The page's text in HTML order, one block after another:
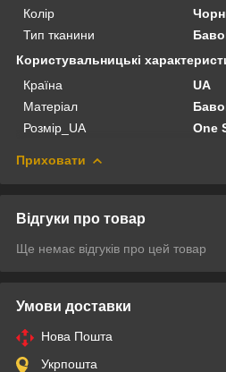
Колір
Тип тканини
Користувальницькі
Країна
UA
Матеріал
Розмір_UA
One
Приховати
Відгуки про товар
Ще немає відгуків про цей товар
Умови доставки
Нова Пошта
Укрпошта